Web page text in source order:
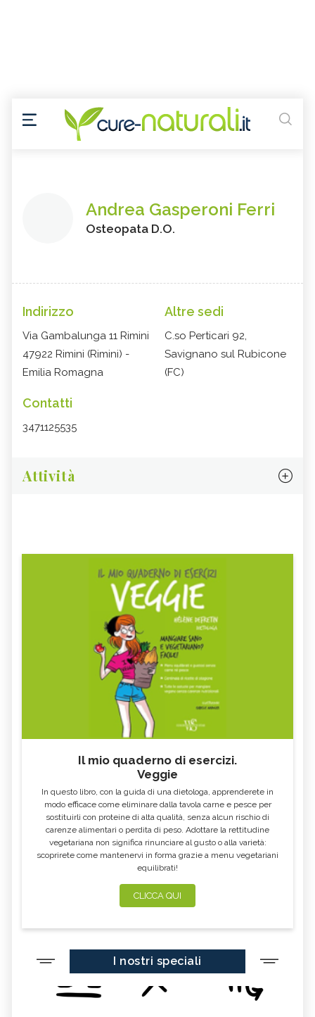
Andrea Gasperoni Ferri
Osteopata D.O.
Indirizzo
Via Gambalunga 11 Rimini
47922 Rimini (Rimini) -
Emilia Romagna
Altre sedi
C.so Perticari 92,
Savignano sul Rubicone
(FC)
Contatti
3471125535
Attività
Il mio quaderno di esercizi.
Veggie
In questo libro, con la guida di una dietologa, apprenderete in
modo efficace come eliminare dalla tavola carne e pesce per
sostituirli con proteine di alta qualità, senza alcun rischio di
carenze alimentari o perdita di peso. Adottare la rettitudine
vegetariana non significa rinunciare al gusto o alla varietà:
scoprirete come mantenervi in forma grazie a menu vegetariani
equilibrati!
CLICCA QUI
I nostri speciali